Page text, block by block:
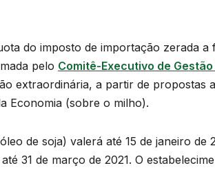
do imposto de importação zerada a
pelo Comitê-Executivo de
extraordinária, a partir de propostas
Economia (sobre o milho).
de soja) valerá até 15 de janeiro de
31 de março de 2021. O